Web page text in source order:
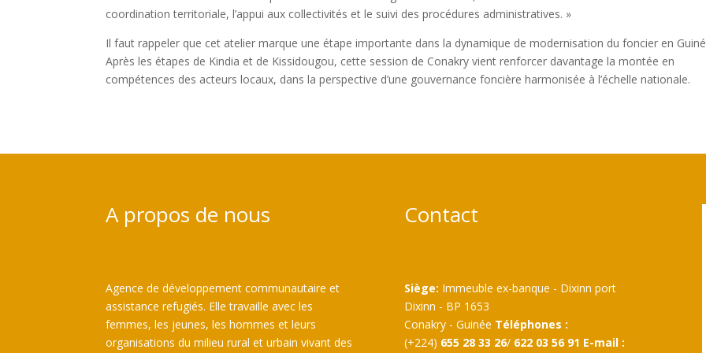
coordination territoriale, l’appui aux collectivités et le suivi des procédures administratives. »
Il faut rappeler que cet atelier marque une étape importante dans la dynamique de modernisation du foncier en
Après les étapes de Kindia et de Kissidougou, cette session de Conakry vient renforcer davantage la montée en
compétences des acteurs locaux, dans la perspective d’une gouvernance foncière harmonisée à l’échelle nationale.
A propos de nous
Agence de développement communautaire et
assistance refugiés. Elle travaille avec les
femmes, les jeunes, les hommes et leurs
organisations du milieu rural et urbain vivant des
Contact
Siège: Immeuble ex-banque - Dixinn port
Dixinn - BP 1653
Conakry - Guinée Téléphones :
(+224) 655 28 33 26/ 622 03 56 91 E-mail :